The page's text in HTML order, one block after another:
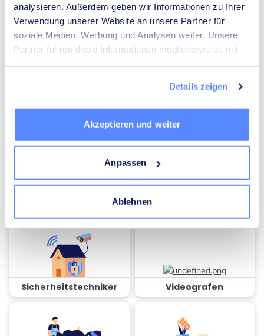
analysieren. Außerdem geben wir Informationen zu Ihrer
Verwendung unserer Website an unsere Partner für
soziale Medien, Werbung und Analysen weiter. Unsere
Partner führen diese Informationen möglicherweise mit
Details zeigen
Akzeptieren und weiter
Anpassen
Ablehnen
Umzugsunternehmen Heizungsbauer
Elektriker Mediatoren
Sicherheitstechniker Videografen